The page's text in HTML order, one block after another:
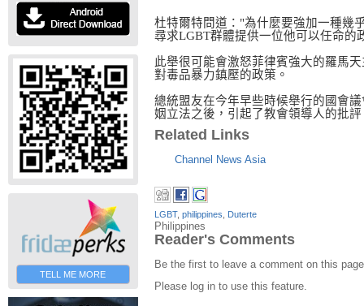
TELL ME MORE
杜特爾特問道 ："為什麼要強加一種幾
尋求LGBT群體提供一位他可以任命的
此舉很可能會激怒菲律賓強大的羅馬
對毒品暴力鎮壓的政策。
總統盟友在今年早些時候舉行的國會
姻立法之後，引起了教會領導人的批評
Related Links
Channel News Asia
LGBT, philippines Duterte
Philippines
Reader's Comments
Be the first to leave a comment on this
Please log in to use this feature.